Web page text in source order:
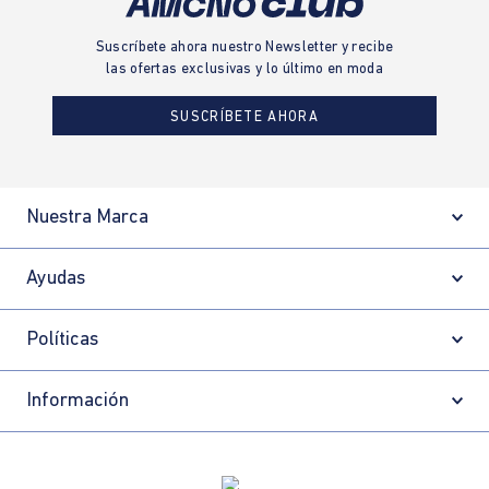
Suscríbete ahora nuestro Newsletter y recibe
las ofertas exclusivas y lo último en moda
SUSCRÍBETE AHORA
Nuestra Marca
Ayudas
Políticas
Información